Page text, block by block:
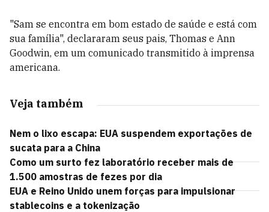
"Sam se encontra em bom estado de saúde e está com
sua família", declararam seus pais, Thomas e Ann
Goodwin, em um comunicado transmitido à imprensa
americana.
Veja também
Nem o lixo escapa: EUA suspendem exportações de
sucata para a China
Como um surto fez laboratório receber mais de
1.500 amostras de fezes por dia
EUA e Reino Unido unem forças para impulsionar
stablecoins e a tokenização